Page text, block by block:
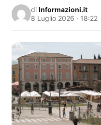
di Informazioni.it
8 Luglio 2026 · 18:22